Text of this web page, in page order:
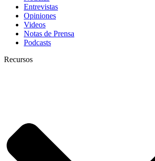
Entrevistas
Opiniones
Videos
Notas de Prensa
Podcasts
Recursos